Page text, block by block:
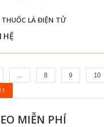
THUỐC LÁ ĐIỆN TỬ
HỆ
… 8 9 10
MIỄN PHÍ